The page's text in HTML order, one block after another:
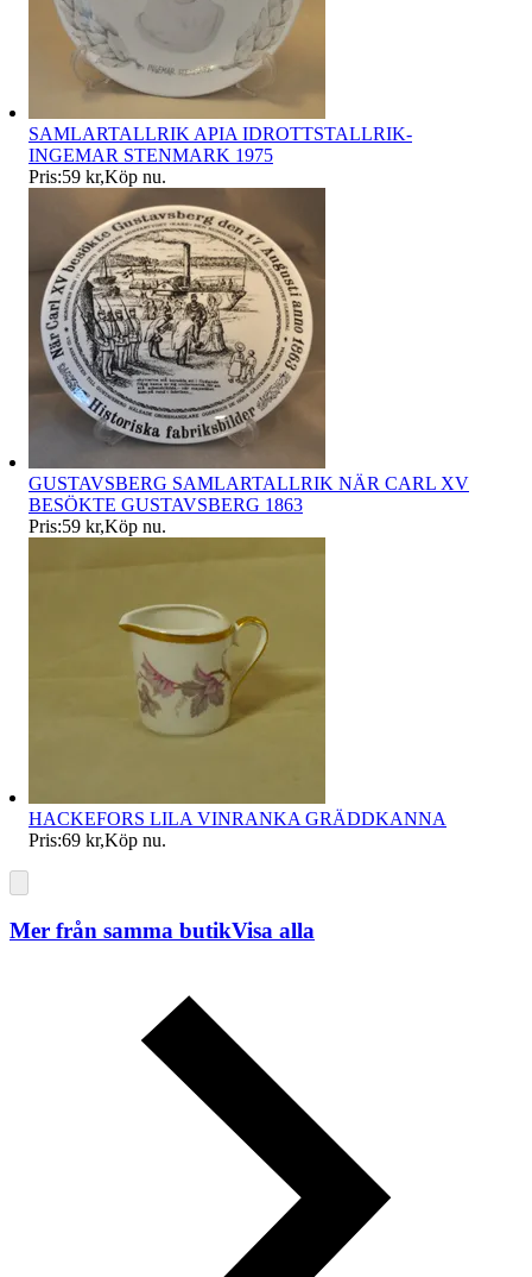
SAMLARTALLRIK APIA IDROTTSTALLRIK-
INGEMAR STENMARK 1975
Pris:59 kr,Köp nu.
GUSTAVSBERG SAMLARTALLRIK NÄR CARL XV
BESÖKTE GUSTAVSBERG 1863
Pris:59 kr,Köp nu.
HACKEFORS LILA VINRANKA GRÄDDKANNA
Pris:69 kr,Köp nu.
Mer från samma butikVisa alla